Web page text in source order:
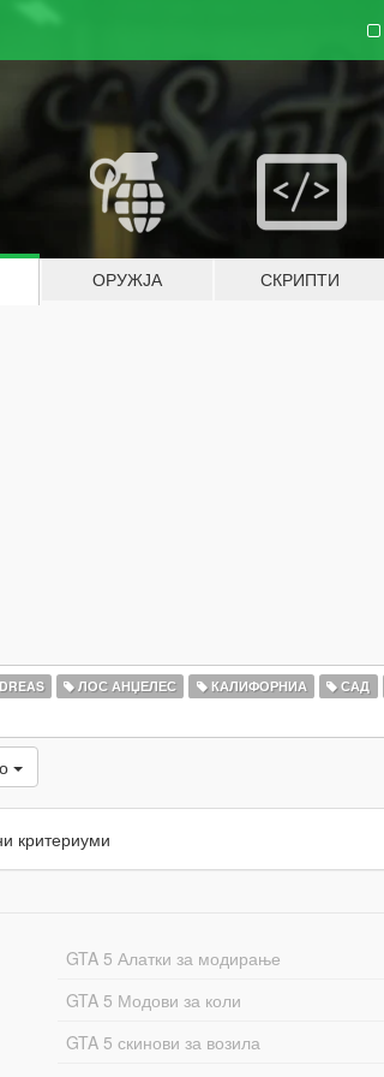
ОРУЖЈА СКРИПТИ
ЛОС АНЏЕЛЕС КАЛИФОРНИА САД
критериуми
GTA 5 Алатки за модирање
GTA 5 Модови за коли
GTA 5 скинови за возила